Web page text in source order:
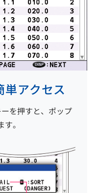
アクセス
を押すと、ポップ
。